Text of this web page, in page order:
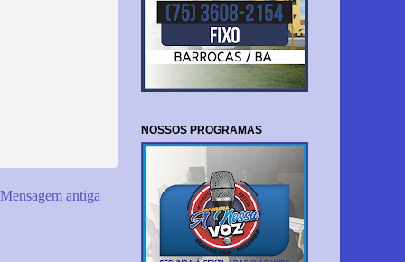
Mensagem antiga
NOSSOS PROGRAMAS